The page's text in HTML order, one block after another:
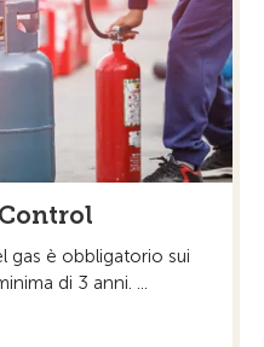
gas è obbligatorio sui
di 3 anni. ...